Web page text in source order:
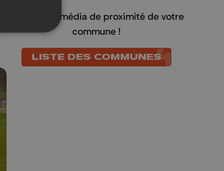
, le média de proximité de votre
commune !
LISTE DES COMMUNES